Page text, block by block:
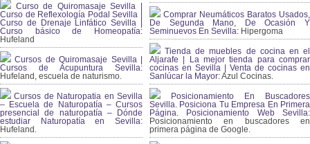
Curso de Quiromasaje Sevilla |
Curso de Reflexología Podal Sevilla |
Curso de Drenaje Linfático Sevilla |
Curso básico de Homeopatía:
Hufeland
Cursos de Quiromasaje Sevilla |
Cursos de Acupuntura Sevilla:
Hufeland, escuela de naturismo.
Cursos de Naturopatia en Sevilla
– Escuela de Naturopatía – Cursos
presencial de naturopatía – Dónde
estudiar Naturopatía en Sevilla:
Hufeland.
Comprar Neumáticos Baratos Usados,
De Segunda Mano, De Ocasión Y
Seminuevos En Sevilla: Hipergoma
Tienda de muebles de cocina en el
Aljarafe | La mejor tienda para comprar
cocinas en Sevilla | Venta de cocinas en
Sanlúcar la Mayor:Azul Cocinas.
Posicionamiento En Buscadores
Sevilla. Posiciona Tu Empresa En Primera
Página. Posicionamiento Web Sevilla:
Posicionamiento en buscadores en
primera página de Google.